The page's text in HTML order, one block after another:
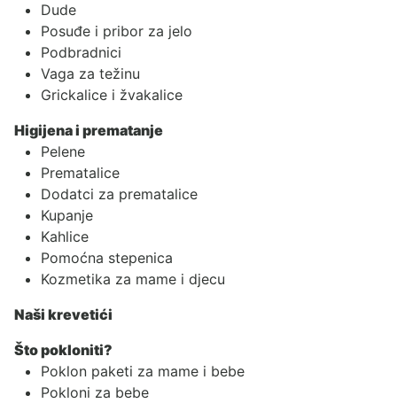
Dude
Posuđe i pribor za jelo
Podbradnici
Vaga za težinu
Grickalice i žvakalice
Higijena i prematanje
Pelene
Prematalice
Dodatci za prematalice
Kupanje
Kahlice
Pomoćna stepenica
Kozmetika za mame i djecu
Naši krevetići
Što pokloniti?
Poklon paketi za mame i bebe
Pokloni za bebe